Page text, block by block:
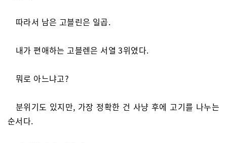
따라서 남은 고블린은 일곱.
내가 편애하는 고블렌은 서열 3위였다.
뭐로 아느냐고?
분위기도 있지만, 가장 정확한 건 사냥 후에 고기를 나누는
순서다.